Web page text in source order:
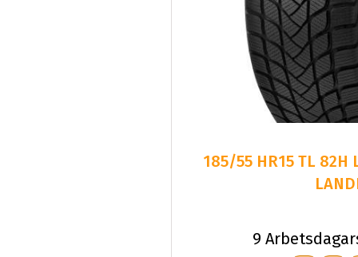
185/55 HR15 TL 82H
9